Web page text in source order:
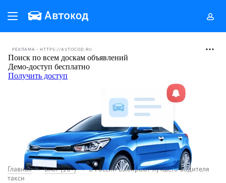
РЕКЛАМА • HTTPS://AVTOCOD.RU
Главная Блог (18+)
В России выбирают лучшего водителя
такси